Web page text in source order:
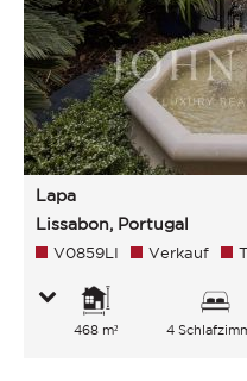
Lapa
Lissabon, Portugal
V0859LI Verkauf
468 m² 4